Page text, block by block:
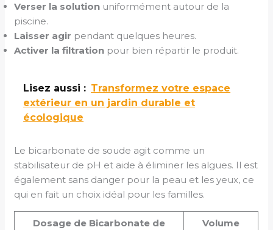
Verser la solution uniformément autour de la
piscine.
Laisser agir pendant quelques heures.
Activer la filtration pour bien répartir le produit.
Lisez aussi : Transformez votre espace
extérieur en un jardin durable et
écologique
Le bicarbonate de soude agit comme un
stabilisateur de pH et aide à éliminer les algues. Il est
également sans danger pour la peau et les yeux, ce
qui en fait un choix idéal pour les familles.
Dosage de Bicarbonate de
Volume